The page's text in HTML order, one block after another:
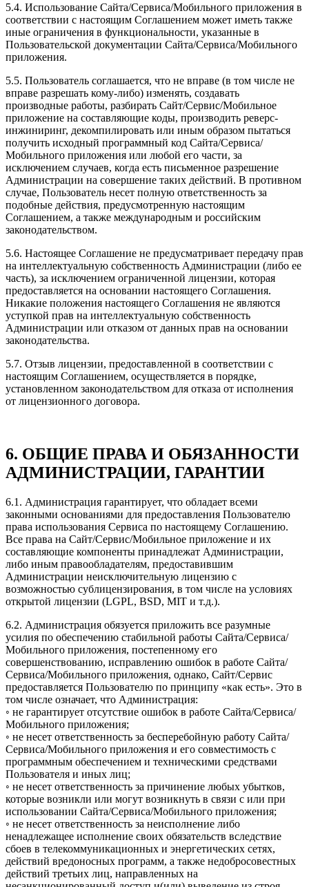
5.4. Использование Сайта/Сервиса/Мобильного приложения в
соответствии с настоящим Соглашением может иметь также
иные ограничения в функциональности, указанные в
Пользовательской документации Сайта/Сервиса/Мобильного
приложения.
5.5. Пользователь соглашается, что не вправе (в том числе не
вправе разрешать кому-либо) изменять, создавать
производные работы, разбирать Сайт/Сервис/Мобильное
приложение на составляющие коды, производить реверс-
инжиниринг, декомпилировать или иным образом пытаться
получить исходный программный код Сайта/Сервиса/
Мобильного приложения или любой его части, за
исключением случаев, когда есть письменное разрешение
Администрации на совершение таких действий. В противном
случае, Пользователь несет полную ответственность за
подобные действия, предусмотренную настоящим
Соглашением, а также международным и российским
законодательством.
5.6. Настоящее Соглашение не предусматривает передачу прав
на интеллектуальную собственность Администрации (либо ее
часть), за исключением ограниченной лицензии, которая
предоставляется на основании настоящего Соглашения.
Никакие положения настоящего Соглашения не являются
уступкой прав на интеллектуальную собственность
Администрации или отказом от данных прав на основании
законодательства.
5.7. Отзыв лицензии, предоставленной в соответствии с
настоящим Соглашением, осуществляется в порядке,
установленном законодательством для отказа от исполнения
от лицензионного договора.
6. ОБЩИЕ ПРАВА И ОБЯЗАННОСТИ
АДМИНИСТРАЦИИ, ГАРАНТИИ
6.1. Администрация гарантирует, что обладает всеми
законными основаниями для предоставления Пользователю
права использования Сервиса по настоящему Соглашению.
Все права на Сайт/Сервис/Мобильное приложение и их
составляющие компоненты принадлежат Администрации,
либо иным правообладателям, предоставившим
Администрации неисключительную лицензию с
возможностью сублицензирования, в том числе на условиях
открытой лицензии (LGPL, BSD, MIT и т.д.).
6.2. Администрация обязуется приложить все разумные
усилия по обеспечению стабильной работы Сайта/Сервиса/
Мобильного приложения, постепенному его
совершенствованию, исправлению ошибок в работе Сайта/
Сервиса/Мобильного приложения, однако, Сайт/Сервис
предоставляется Пользователю по принципу «как есть». Это в
том числе означает, что Администрация:
◦ не гарантирует отсутствие ошибок в работе Сайта/Сервиса/
Мобильного приложения;
◦ не несет ответственность за бесперебойную работу Сайта/
Сервиса/Мобильного приложения и его совместимость с
программным обеспечением и техническими средствами
Пользователя и иных лиц;
◦ не несет ответственность за причинение любых убытков,
которые возникли или могут возникнуть в связи с или при
использовании Сайта/Сервиса/Мобильного приложения;
◦ не несет ответственность за неисполнение либо
ненадлежащее исполнение своих обязательств вследствие
сбоев в телекоммуникационных и энергетических сетях,
действий вредоносных программ, а также недобросовестных
действий третьих лиц, направленных на